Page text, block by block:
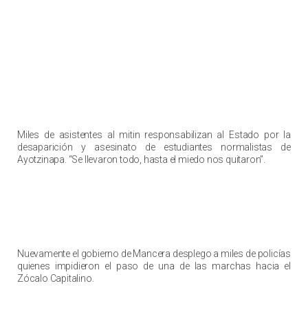
Miles de asistentes al mitin responsabilizan al Estado por la
desaparición y asesinato de estudiantes normalistas de
Ayotzinapa. “Se llevaron todo, hasta el miedo nos quitaron”.
Nuevamente el gobierno de Mancera desplego a miles de policías
quienes impidieron el paso de una de las marchas hacia el
Zócalo Capitalino.